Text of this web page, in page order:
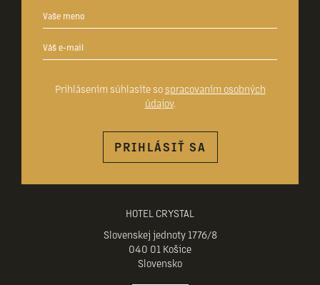
HOTEL CRYSTAL
Slovenskej jednoty 1776/8
040 01 Košice
Slovensko
Prihlásením súhlasíte so spracovaním osobných
údajov.
PRIHLÁSIŤ SA